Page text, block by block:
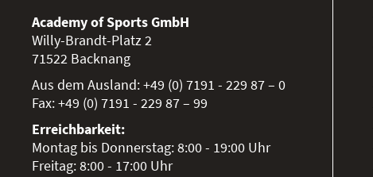
Academy of Sports GmbH
Willy-Brandt-Platz 2
71522 Backnang
Aus dem Ausland:+49 (0) 7191 - 229 87 – 0
Fax:+49 (0) 7191 - 229 87 – 99
Erreichbarkeit:
Montag bis Donnerstag: 8:00 - 19:00 Uhr
Freitag: 8:00 - 17:00 Uhr